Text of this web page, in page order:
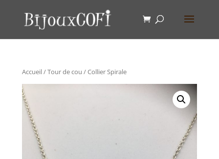
Accueil/Tour de cou / Collier Spirale